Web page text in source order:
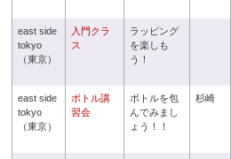
east side
tokyo
（東京）
入門クラ
ス
ラッピング
を楽しも
う！
east side
tokyo
（東京）
ボトル講
習会
ボトルを包
んでみまし
ょう！！
杉崎